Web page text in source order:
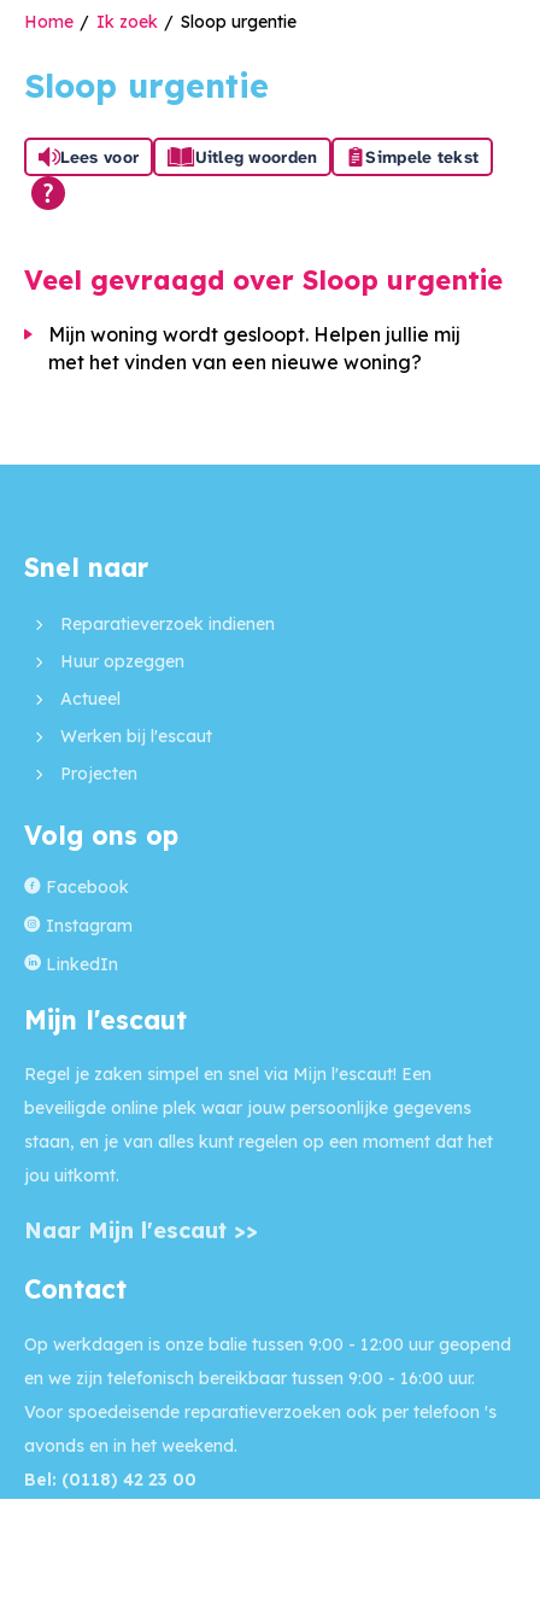
Home Ik zoek Sloop urgentie
Sloop urgentie
Lees voor Uitleg woorden Simpele tekst
Veel gevraagd over Sloop urgentie
Mijn woning wordt gesloopt. Helpen jullie mij
met het vinden van een nieuwe woning?
Contactinformatie
Snel naar
Reparatieverzoek indienen
Huur opzeggen
Actueel
Werken bij l'escaut
Projecten
Volg ons op
Facebook
Instagram
LinkedIn
Mijn l'escaut
Regel je zaken simpel en snel via Mijn l'escaut! Een
beveiligde online plek waar jouw persoonlijke gegevens
staan, en je van alles kunt regelen op een moment dat het
jou uitkomt.
Naar Mijn l'escaut >>
Contact
Op werkdagen is onze balie tussen 9:00 - 12:00 uur geopend
en we zijn telefonisch bereikbaar tussen 9:00 - 16:00 uur.
Voor spoedeisende reparatieverzoeken ook per telefoon 's
avonds en in het weekend.
Bel: (0118) 42 23 00